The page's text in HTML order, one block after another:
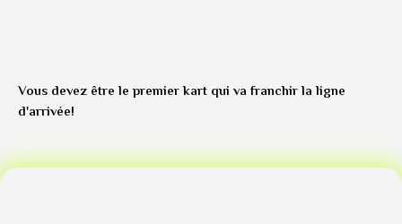
Vous devez être le premier kart qui va franchir la ligne
d'arrivée!